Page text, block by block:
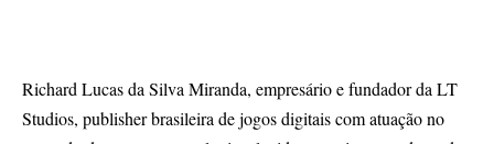
Richard Lucas da Silva Miranda, empresário e fundador da LT
Studios, publisher brasileira de jogos digitais com atuação no